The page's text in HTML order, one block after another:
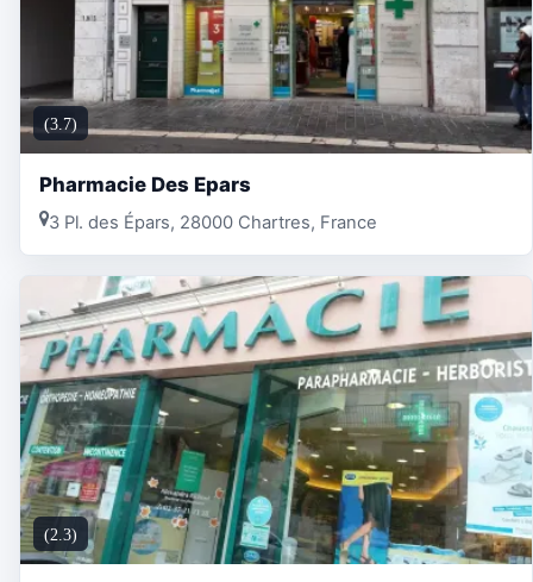
(3.7)
Pharmacie Des Epars
3 Pl. des Épars, 28000 Chartres, France
(2.3)